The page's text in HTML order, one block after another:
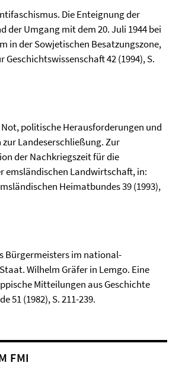
Die Enteignung der
der Umgang mit dem 20. Juli 1944 bei
in der Sowjetischen Besatzungszone,
Ge­schichtswissenschaft 42 (1994), S.
politische Herausforderungen und
Landeser­schlie­ßung. Zur
der Nachkriegszeit für die
ems­ländischen Land­wirtschaft, in:
Heimatbundes 39 (1993),
Bürgermeisters im national­
Wilhelm Gräfer in Lemgo. Eine
Mitteilungen aus Geschichte
51 (1982), S. 211-239.
FMI